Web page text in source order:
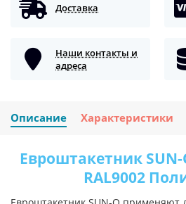
Доставка
Наши контакты и
адреса
Описание Характеристики
Евроштакетник SUN-
RAL9002